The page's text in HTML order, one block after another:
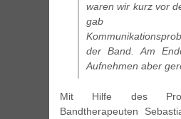
waren wir kurz vor
gab
der Band. Am
Aufnehmen aber
Mit Hilfe des
Bandtherapeuten